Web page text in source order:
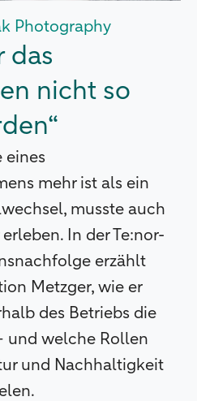
Photography
das
nicht so
eines
mehr ist als ein
musste auch
In der Te:nor-
erzählt
Metzger, wie er
des Betriebs die
und welche Rollen
und Nachhaltigkeit